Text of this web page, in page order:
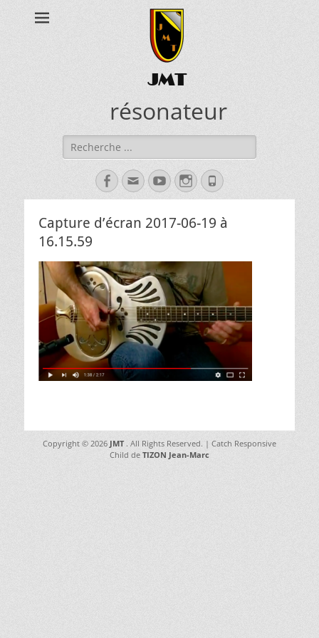
JMT
résonateur
Rechercher :
Facebook
Adresse
de
YouTubeInstagram
Tél
Capture d’écran 2017-06-19 à
16.15.59
Copyright © 2026 JMT . All Rights Reserved. | Catch Responsive
Child de TIZON Jean-Marc